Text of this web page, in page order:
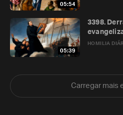
05:54
05:39
HOMILIA
3398.
Carregar mais